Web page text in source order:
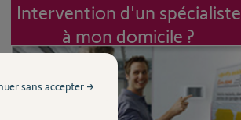
Intervention d'un spécialiste
à mon domicile ?
sans accepter →